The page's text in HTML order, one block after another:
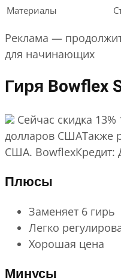
Материалы
Реклама —
для начинающих
Гиря Bowflex
Сейчас скидка
долларов СШАТакже
США.
Плюсы
Заменяет 6 гирь
Легко
Хорошая цена
Минусы